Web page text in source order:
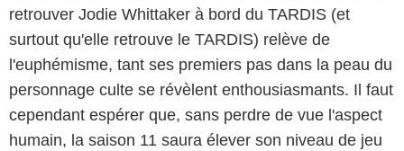
retrouver Jodie Whittaker à bord du TARDIS (et
surtout qu'elle retrouve le TARDIS) relève de
l'euphémisme, tant ses premiers pas dans la peau du
personnage culte se révèlent enthousiasmants. Il faut
cependant espérer que, sans perdre de vue l'aspect
humain, la saison 11 saura élever son niveau de jeu